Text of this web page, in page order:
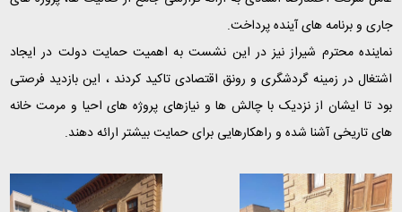
جاری و برنامه های آینده پرداخت.
نماینده محترم شیراز نیز در این نشست به اهمیت حمایت دولت در ایجاد
اشتغال در زمینه گردشگری و رونق اقتصادی تاکید کردند ، این بازدید فرصتی
بود تا ایشان از نزدیک با چالش ها و نیازهای پروژه های احیا و مرمت خانه
های تاریخی آشنا شده و راهکارهایی برای حمایت بیشتر ارائه دهند.